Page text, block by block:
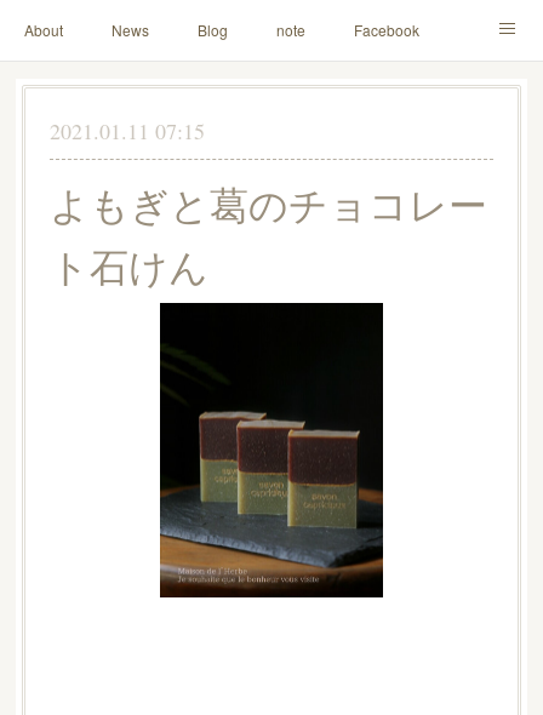
About News Blog note Facebook
Instagram Lesson Menu Schedule Contact
2021.01.11 07:15
よもぎと葛のチョコレー
ト石けん